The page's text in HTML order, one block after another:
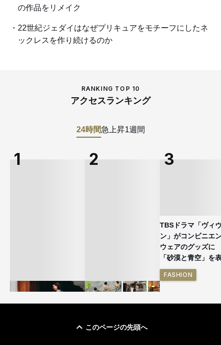
の作品をリメイク
22世紀ジェダイはなぜプリキュアをモチーフにしたネ
ックレスを作り続けるのか
RANKING TOP 10
アクセスランキング
24時間急上昇1週間
TBSドラマ「ヴィ
ン」がコンビニエ
ウェアのグッズ
「砂漠と青空」を
FASHION
このページの先頭へ